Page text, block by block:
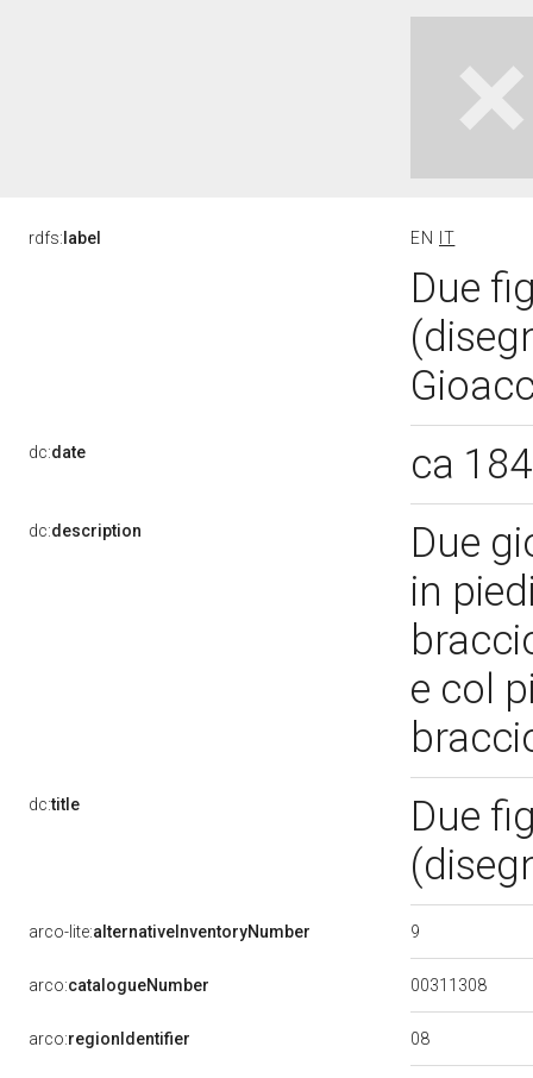
rdfs: label EN IT
Due
dc:date ca
dc:description
Due
in
e col
dc:title
Due
arco-lite:alternativeInventoryNumber 9
arco:catalogueNumber 00311308
arco:regionIdentifier 08